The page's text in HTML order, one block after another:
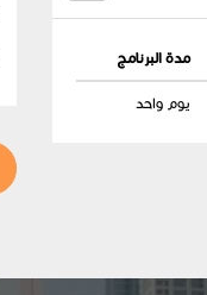
مدة البرنامج
يوم واحد